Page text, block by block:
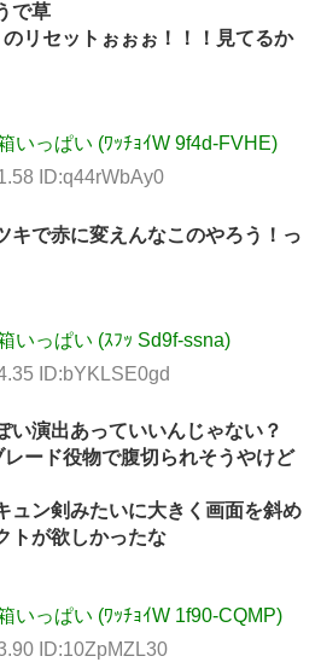
で草
リセットぉぉぉ！！！見てるか
いっぱい (ﾜｯﾁｮｲW 9f4d-FVHE)
ID:q44rWbAy0
キで赤に変えんなこのやろう！っ
いっぱい (ｽﾌｯ Sd9f-ssna)
ID:bYKLSE0gd
い演出あっていいんじゃない？
ード役物で腹切られそうやけど
ュン剣みたいに大きく画面を斜め
トが欲しかったな
いっぱい (ﾜｯﾁｮｲW 1f90-CQMP)
ID:10ZpMZL30